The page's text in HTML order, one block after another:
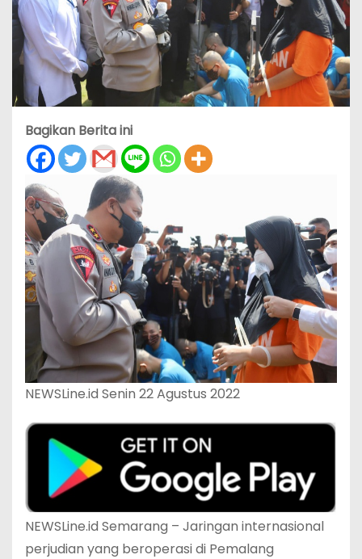
Bagikan Berita ini
NEWSLine.id Senin 22 Agustus 2022
NEWSLine.id Semarang – Jaringan internasional
perjudian yang beroperasi di Pemalang